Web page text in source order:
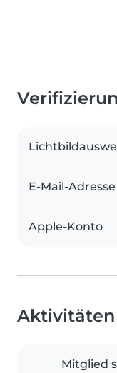
E-Mail-Adresse
Apple-Konto
Aktivitäten
Mitglied